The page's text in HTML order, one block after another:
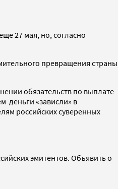
27 мая, но, согласно
превращения страны
обязательств по выплате
деньги «зависли» в
российских суверенных
эмитентов. Объявить о